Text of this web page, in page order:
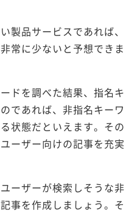
製品サービスであれば、
常に少ないと予想できま
ドを調べた結果、指名キ
であれば、非指名キーワ
状態だといえます。その
ーザー向けの記事を充実
ーザーが検索しそうな非
事を作成しましょう。そ